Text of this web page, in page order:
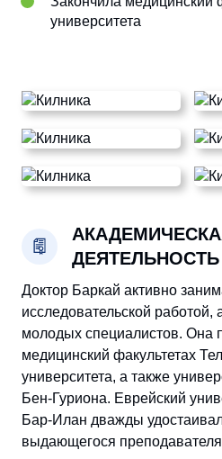
университета
ДЕЯТЕЛЬНОСТЬ
Доктор Баркай активно
исследовательской работой,
молодых специалистов. Она
медицинский факультетах
университета, а также
Бен-Гуриона. Еврейский
Бар-Илан дважды
выдающегося